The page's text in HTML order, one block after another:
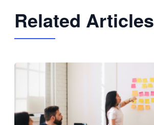
Related Articles